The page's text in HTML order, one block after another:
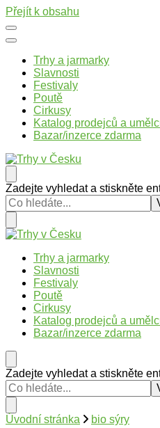
Přejít k obsahu
Trhy a jarmarky
Slavnosti
Festivaly
Poutě
Cirkusy
Katalog prodejců a
Bazar/inzerce zdarma
Trhy v Česku
Trhy, jarmarky, slavnosti a
Hledáte
něco
?
Zadejte vyhledat a stiskněte
Trhy v Česku
Trhy, jarmarky, slavnosti a
Trhy a jarmarky
Slavnosti
Festivaly
Poutě
Cirkusy
Katalog prodejců a
Bazar/inzerce zdarma
Hledáte
něco
?
Zadejte vyhledat a stiskněte
Úvodní stránka bio sýry